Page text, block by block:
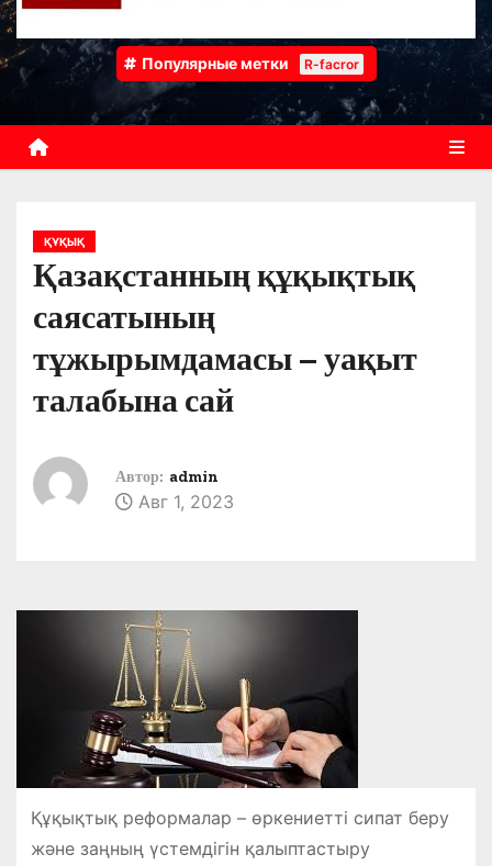
Популярные метки R-facror
ҚҰҚЫҚ
Қазақстанның құқықтық
саясатының
тұжырымдамасы – уақыт
талабына сай
Автор: admin
Авг 1, 2023
Құқықтық реформалар – өркениетті сипат беру
және заңның үстемдігін қалыптастыру